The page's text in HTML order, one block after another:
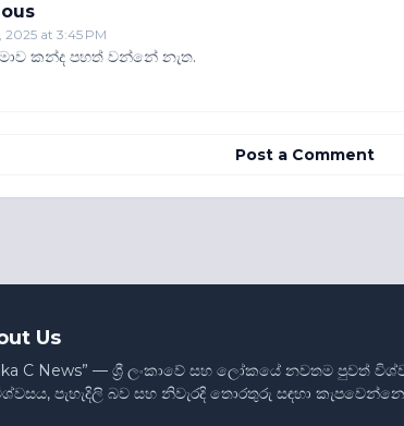
2025 at 3:45 PM
කන්ද පහත් වන්නේ නැත.
Post a Comment
Us
C News” — ශ්‍රී ලංකාවේ සහ ලෝකයේ නවතම පුවත්
පැහැදිලි බව සහ නිවැරදි තොරතුරු සඳහා